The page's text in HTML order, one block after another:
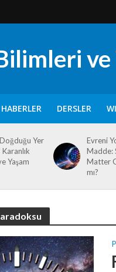
HABERLER DERSLER
Doğduğu Yer
Karanlık
Yaşam
Evreni
Madde:
Matter
mı?